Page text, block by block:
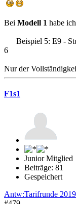
Bei Modell 1 habe
Beispiel 5: E9 -
6
Nur der
F1s1
Junior Mitglied
Beiträge: 81
Gespeichert
Antw:Tarifrunde